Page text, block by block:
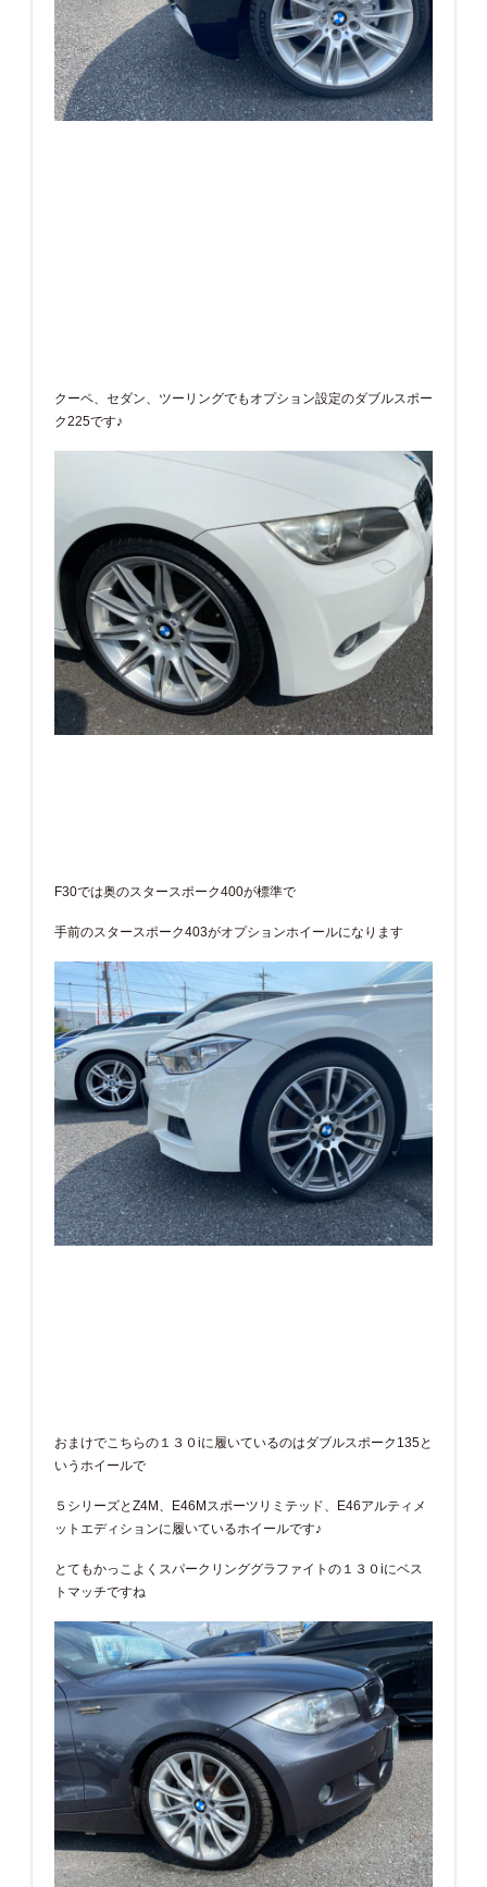
クーペ、セダン、ツーリングでもオプション設定のダブルスポー
ク225です♪
F30では奥のスタースポーク400が標準で
手前のスタースポーク403がオプションホイールになります
おまけでこちらの１３０iに履いているのはダブルスポーク135と
いうホイールで
５シリーズとZ4M、E46Mスポーツリミテッド、E46アルティメ
ットエディションに履いているホイールです♪
とてもかっこよくスパークリンググラファイトの１３０iにベス
トマッチですね